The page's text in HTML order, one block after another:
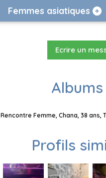
Femmes asiatiques
Ecrire un
Rencontre Femme, Chana, 38 ans,
Profils